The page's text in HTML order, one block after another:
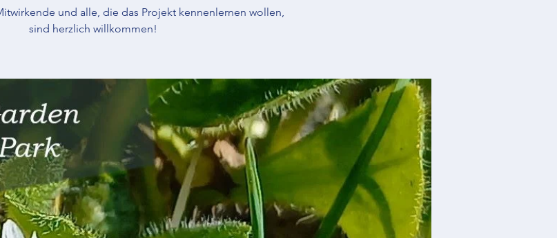
und alle, die das Projekt kennenlernen wollen,
sind herzlich willkommen!